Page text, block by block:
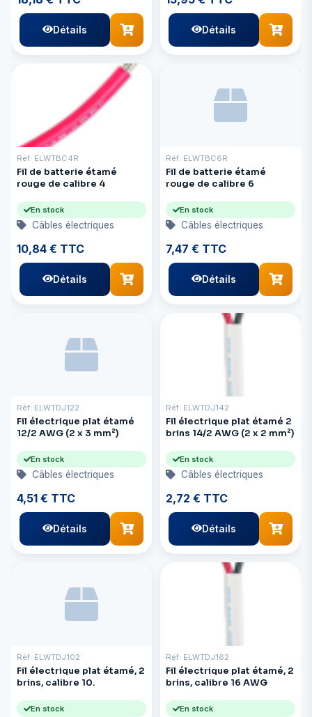
Détails Détails
Réf: ELWTBC4R
Fil de batterie étamé
rouge de calibre 4
En stock
Câbles électriques
10,84 € TTC
Détails
Réf: ELWTBC6R
Fil de batterie étamé
rouge de calibre 6
En stock
Câbles électriques
7,47 € TTC
Détails
Réf: ELWTDJ122
Fil électrique plat étamé
12/2 AWG (2 x 3 mm²)
En stock
Câbles électriques
4,51 € TTC
Détails
Réf: ELWTDJ142
Fil électrique plat étamé 2
brins 14/2 AWG (2 x 2 mm²)
En stock
Câbles électriques
2,72 € TTC
Détails
Réf: ELWTDJ102
Fil électrique plat étamé, 2
brins, calibre 10.
En stock
Réf: ELWTDJ162
Fil électrique plat étamé, 2
brins, calibre 16 AWG
En stock